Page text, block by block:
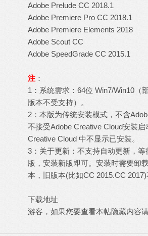
Adobe Prelude CC
Adobe Premiere Pro CC
Adobe Premiere
Adobe Scout CC
Adobe SpeedGrade CC
注 ：
1：系统需求：64位 Win7/Win10（
版本不受支持）。
2：本版为传统安装模式，不含
不接受Adobe Creative Cloud安装
Creative Cloud 中不显示已安装。
3：关于更新：不支持自动更新，
版，安装新版即可。安装时需要卸
本，旧版本(比如CC 2015.CC 2017)
下载地址
游客，如果您要查看本帖隐藏内容